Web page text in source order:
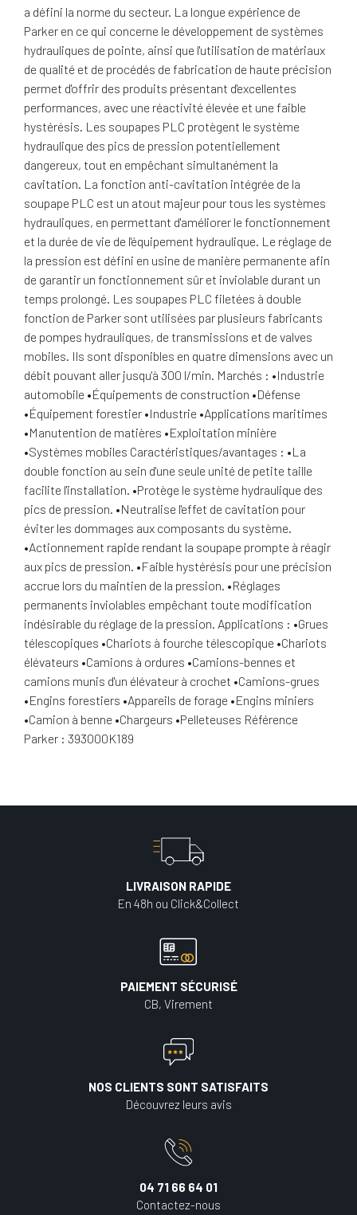
a défini la norme du secteur. La longue expérience de
Parker en ce qui concerne le développement de systèmes
hydrauliques de pointe, ainsi que l'utilisation de matériaux
de qualité et de procédés de fabrication de haute précision
permet d'offrir des produits présentant d'excellentes
performances, avec une réactivité élevée et une faible
hystérésis. Les soupapes PLC protègent le système
hydraulique des pics de pression potentiellement
dangereux, tout en empêchant simultanément la
cavitation. La fonction anti-cavitation intégrée de la
soupape PLC est un atout majeur pour tous les systèmes
hydrauliques, en permettant d'améliorer le fonctionnement
et la durée de vie de l'équipement hydraulique. Le réglage de
la pression est défini en usine de manière permanente afin
de garantir un fonctionnement sûr et inviolable durant un
temps prolongé. Les soupapes PLC filetées à double
fonction de Parker sont utilisées par plusieurs fabricants
de pompes hydrauliques, de transmissions et de valves
mobiles. Ils sont disponibles en quatre dimensions avec un
débit pouvant aller jusqu'à 300 l/min. Marchés : •Industrie
automobile •Équipements de construction •Défense
•Équipement forestier •Industrie •Applications maritimes
•Manutention de matières •Exploitation minière
•Systèmes mobiles Caractéristiques/avantages : •La
double fonction au sein d'une seule unité de petite taille
facilite l'installation. •Protège le système hydraulique des
pics de pression. •Neutralise l'effet de cavitation pour
éviter les dommages aux composants du système.
•Actionnement rapide rendant la soupape prompte à réagir
aux pics de pression. •Faible hystérésis pour une précision
accrue lors du maintien de la pression. •Réglages
permanents inviolables empêchant toute modification
indésirable du réglage de la pression. Applications : •Grues
télescopiques •Chariots à fourche télescopique •Chariots
élévateurs •Camions à ordures •Camions-bennes et
camions munis d'un élévateur à crochet •Camions-grues
•Engins forestiers •Appareils de forage •Engins miniers
•Camion à benne •Chargeurs •Pelleteuses Référence
Parker : 393000K189
LIVRAISON RAPIDE
En 48h ou Click&Collect
PAIEMENT SÉCURISÉ
CB, Virement
NOS CLIENTS SONT SATISFAITS
Découvrez leurs avis
04 71 66 64 01
Contactez-nous